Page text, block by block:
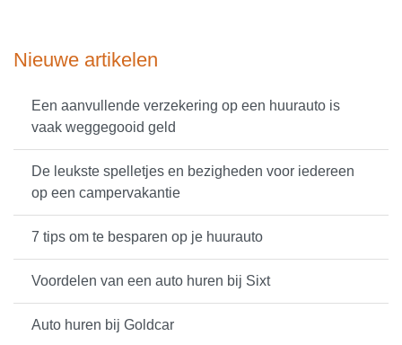
Nieuwe artikelen
Een aanvullende verzekering op een huurauto is
vaak weggegooid geld
De leukste spelletjes en bezigheden voor iedereen
op een campervakantie
7 tips om te besparen op je huurauto
Voordelen van een auto huren bij Sixt
Auto huren bij Goldcar